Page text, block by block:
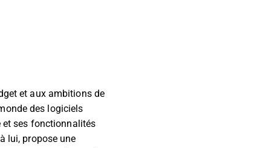
et aux ambitions de
des logiciels
et ses fonctionnalités
lui, propose une